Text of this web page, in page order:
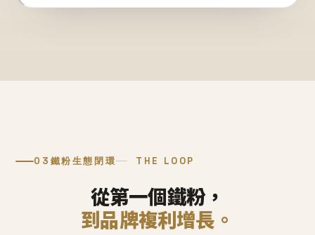
03 鐵粉生態閉環 THE LOOP
從第一個鐵粉，
到品牌複利增長。